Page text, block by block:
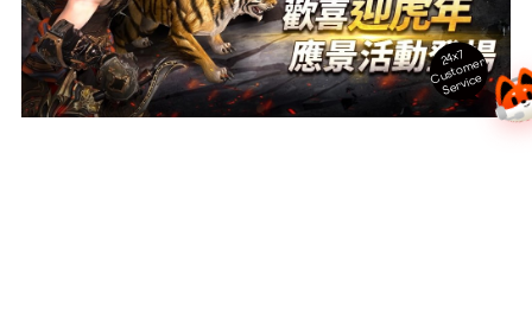
24x7
C
ust
o
m
er
S
ervi
c
e